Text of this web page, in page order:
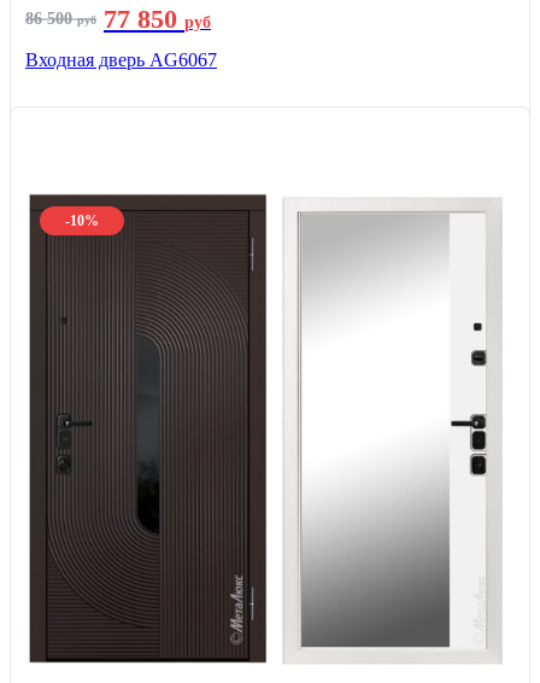
86 500руб 77 850 руб
Входная дверь AG6067
-10%